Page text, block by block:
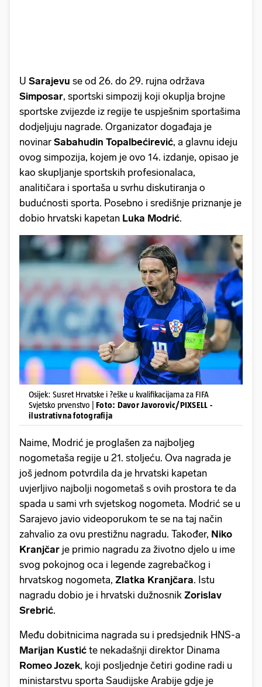
U Sarajevu se od 26. do 29. rujna održava
Simposar, sportski simpozij koji okuplja brojne
sportske zvijezde iz regije te uspješnim sportašima
dodjeljuju nagrade. Organizator događaja je
novinar Sabahudin Topalbećirević, a glavnu ideju
ovog simpozija, kojem je ovo 14. izdanje, opisao je
kao skupljanje sportskih profesionalaca,
analitičara i sportaša u svrhu diskutiranja o
budućnosti sporta. Posebno i središnje priznanje je
dobio hrvatski kapetan Luka Modrić.
Osijek: Susret Hrvatske i ?eške u kvalifikacijama za FIFA
Svjetsko prvenstvo | Foto: Davor Javorovic/PIXSELL -
ilustrativna fotografija
Naime, Modrić je proglašen za najboljeg
nogometaša regije u 21. stoljeću. Ova nagrada je
još jednom potvrdila da je hrvatski kapetan
uvjerljivo najbolji nogometaš s ovih prostora te da
spada u sami vrh svjetskog nogometa. Modrić se u
Sarajevo javio videoporukom te se na taj način
zahvalio za ovu prestižnu nagradu. Također, Niko
Kranjčar je primio nagradu za životno djelo u ime
svog pokojnog oca i legende zagrebačkog i
hrvatskog nogometa, Zlatka Kranjčara. Istu
nagradu dobio je i hrvatski dužnosnik Zorislav
Srebrić.
Među dobitnicima nagrada su i predsjednik HNS-a
Marijan Kustić te nekadašnji direktor Dinama
Romeo Jozek, koji posljednje četiri godine radi u
ministarstvu sporta Saudijske Arabije gdje je